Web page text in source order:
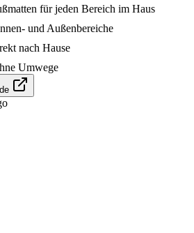
für jeden Bereich im Haus
und Außenbereiche
nach Hause
Umwege